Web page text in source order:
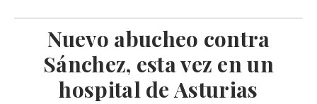
Nuevo abucheo contra
Sánchez, esta vez en un
hospital de Asturias